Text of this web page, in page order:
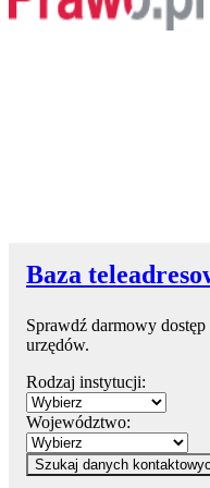
Baza
Sprawdź darmowy
urzędów.
Rodzaj instytucji:
Województwo:
Szukaj danych